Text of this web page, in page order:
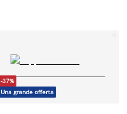
-37%
Una grande offerta